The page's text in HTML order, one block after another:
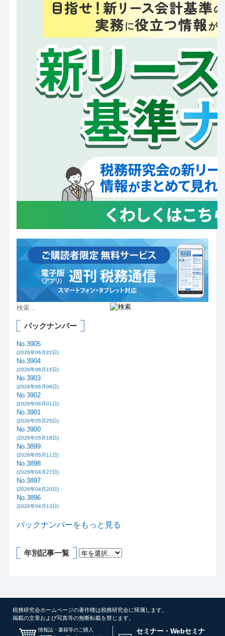
バックナンバー
No.3905
(2026年06月22日)
No.3904
(2026年06月15日)
No.3903
(2026年06月08日)
No.3902
(2026年06月01日)
No.3901
(2026年05月25日)
No.3900
(2026年05月18日)
No.3899
(2026年05月11日)
No.3898
(2026年04月27日)
No.3897
(2026年04月20日)
No.3896
(2026年04月13日)
バックナンバーをもっと見る
年別記事一覧
税務研究会ホームページの著作権は税務研究会に帰属します。
掲載の文章および写真等の無断転載を禁じます。
情報誌・書籍等のご購入 セミナー・Webセミナ